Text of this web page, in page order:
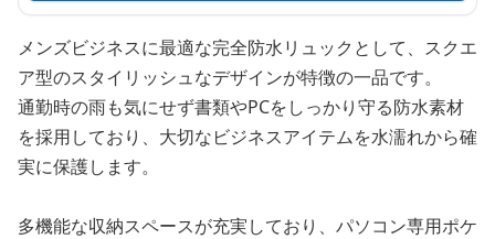
メンズビジネスに最適な完全防水リュックとして、スクエ
ア型のスタイリッシュなデザインが特徴の一品です。
通勤時の雨も気にせず書類やPCをしっかり守る防水素材
を採用しており、大切なビジネスアイテムを水濡れから確
実に保護します。
多機能な収納スペースが充実しており、パソコン専用ポケ